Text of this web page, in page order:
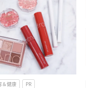
＆健康 PR